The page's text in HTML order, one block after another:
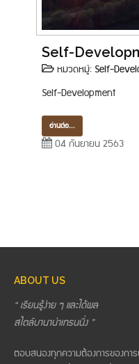
Self-
หมวดหมู่: Self-
Self-Development
อ่านต่อ...
04 กันยายน 2563
ABOUT US
“ เรียนรู้ง่าย ๆ และได้ผล
สไตล์บานาน่าเทรนนิ่ง ”
ตอบสนองทุกความต้องการของก